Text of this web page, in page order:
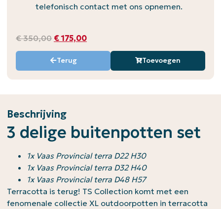
telefonisch contact met ons opnemen.
€350,00 € 175,00
Terug Toevoegen
Beschrijving
3 delige buitenpotten set
1x Vaas Provincial terra D22 H30
1x Vaas Provincial terra D32 H40
1x Vaas Provincial terra D48 H57
Terracotta is terug! TS Collection komt met een
fenomenale collectie XL outdoorpotten in terracotta